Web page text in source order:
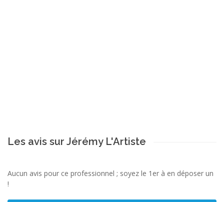
Les avis sur Jérémy L'Artiste
Aucun avis pour ce professionnel ; soyez le 1er à en déposer un
!